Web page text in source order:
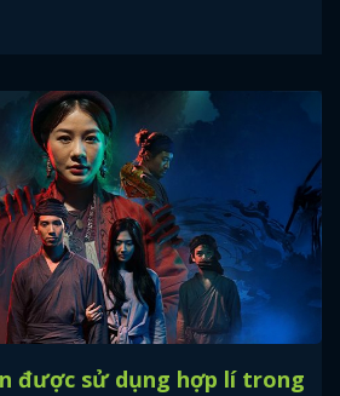
được sử dụng hợp lí trong